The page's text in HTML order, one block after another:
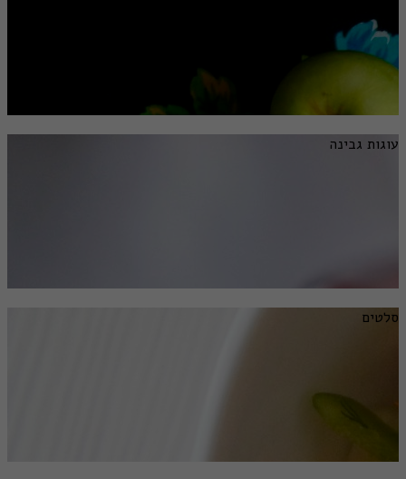
עוגות גבינה
סלטים